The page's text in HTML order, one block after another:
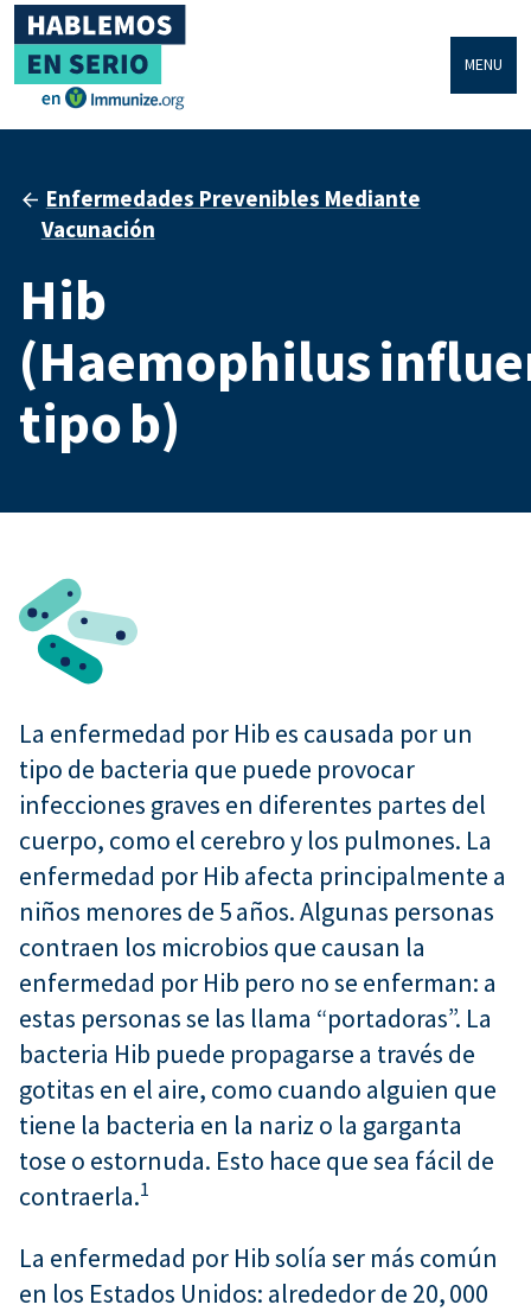
MENU
Enfermedades Prevenibles Mediante
Vacunación
Hib
(Haemophilus
tipo b)
La enfermedad por Hib es causada por un
tipo de bacteria que puede provocar
infecciones graves en diferentes partes del
cuerpo, como el cerebro y los pulmones. La
enfermedad por Hib afecta principalmente a
niños menores de 5 años. Algunas personas
contraen los microbios que causan la
enfermedad por Hib pero no se enferman: a
estas personas se las llama “portadoras”. La
bacteria Hib puede propagarse a través de
gotitas en el aire, como cuando alguien que
tiene la bacteria en la nariz o la garganta
tose o estornuda. Esto hace que sea fácil de
contraerla.1
La enfermedad por Hib solía ser más común
en los Estados Unidos: alrededor de 20, 000